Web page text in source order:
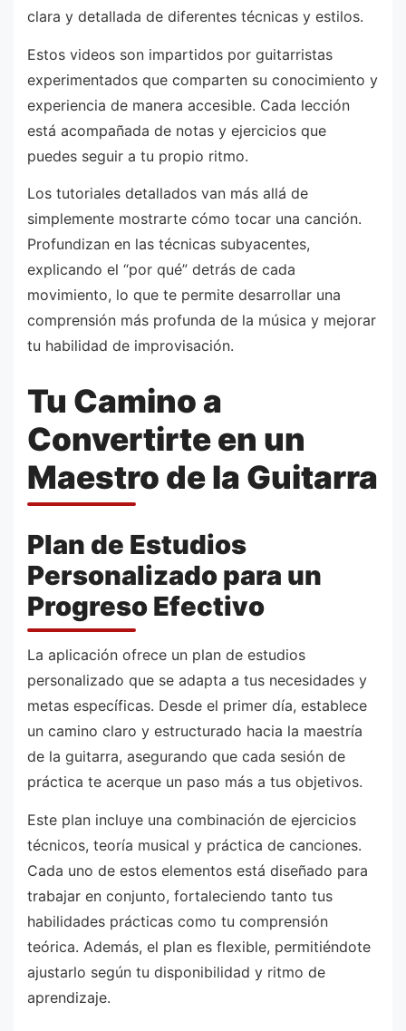
clara y detallada de diferentes técnicas y estilos.
Estos videos son impartidos por guitarristas
experimentados que comparten su conocimiento y
experiencia de manera accesible. Cada lección
está acompañada de notas y ejercicios que
puedes seguir a tu propio ritmo.
Los tutoriales detallados van más allá de
simplemente mostrarte cómo tocar una canción.
Profundizan en las técnicas subyacentes,
explicando el “por qué” detrás de cada
movimiento, lo que te permite desarrollar una
comprensión más profunda de la música y mejorar
tu habilidad de improvisación.
Tu Camino a
Convertirte en un
Maestro de la Guitarra
Plan de Estudios
Personalizado para un
Progreso Efectivo
La aplicación ofrece un plan de estudios
personalizado que se adapta a tus necesidades y
metas específicas. Desde el primer día, establece
un camino claro y estructurado hacia la maestría
de la guitarra, asegurando que cada sesión de
práctica te acerque un paso más a tus objetivos.
Este plan incluye una combinación de ejercicios
técnicos, teoría musical y práctica de canciones.
Cada uno de estos elementos está diseñado para
trabajar en conjunto, fortaleciendo tanto tus
habilidades prácticas como tu comprensión
teórica. Además, el plan es flexible, permitiéndote
ajustarlo según tu disponibilidad y ritmo de
aprendizaje.